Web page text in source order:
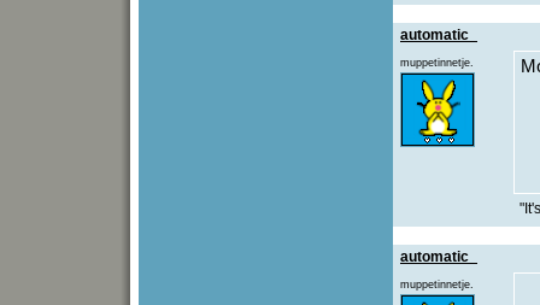
automatic_
muppetinnetje.
automatic_
muppetinnetje.